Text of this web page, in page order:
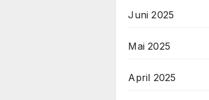
Juni 2025
Mai 2025
April 2025